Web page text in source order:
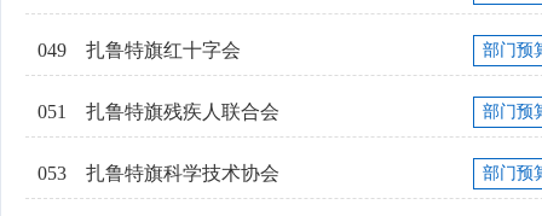
049 扎鲁特旗红十字会 部门预
051 扎鲁特旗残疾人联合会 部门预
053 扎鲁特旗科学技术协会 部门预